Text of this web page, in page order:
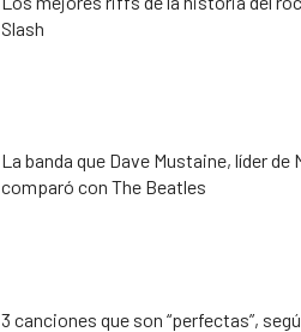
Slash
La banda que Dave Mustaine, líder de
comparó con The Beatles
3 canciones que son “perfectas”,